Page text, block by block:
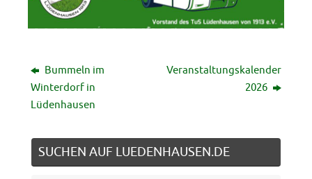
Bummeln im
Winterdorf in
Lüdenhausen
Veranstaltungskalender
2026
SUCHEN AUF LUEDENHAUSEN.DE